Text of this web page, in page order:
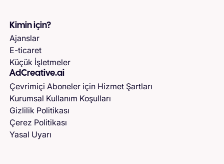
Kimin için?
Ajanslar
E-ticaret
Küçük İşletmeler
AdCreative.ai
Çevrimiçi Aboneler için Hizmet Şartları
Kurumsal Kullanım Koşulları
Gizlilik Politikası
Çerez Politikası
Yasal Uyarı